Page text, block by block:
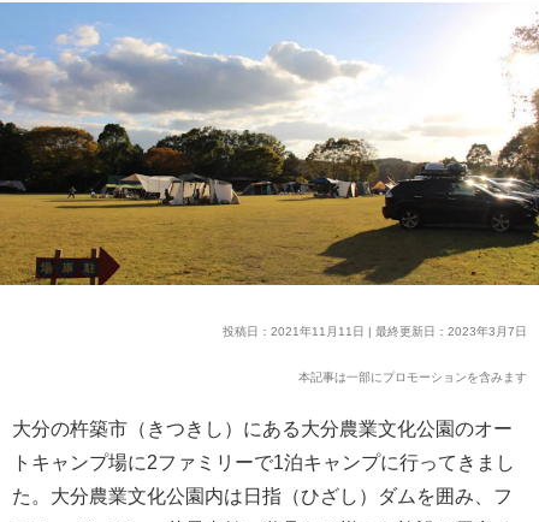
投稿日：2021年11月11日 | 最終更新日：2023年3月7日
本記事は一部にプロモーションを含みます
大分の杵築市（きつきし）にある大分農業文化公園のオー
トキャンプ場に2ファミリーで1泊キャンプに行ってきまし
た。大分農業文化公園内は日指（ひざし）ダムを囲み、フ